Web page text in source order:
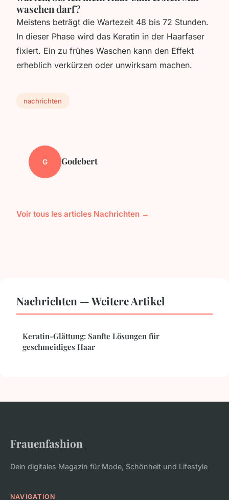
waschen darf?
Meistens beträgt die Wartezeit 48 bis 72 Stunden.
In dieser Phase wird das Keratin in der Haarfaser
fixiert. Ein zu frühes Waschen kann den Effekt
erheblich verkürzen oder unwirksam machen.
nachrichten
G Godebert
Voir tous les articles Nachrichten →
Nachrichten — Weitere Artikel
Keratin-Glättung: Sanfte Lösungen für
geschmeidiges Haar
Frauenfashion
Dein digitales Magazin für Mode, Schönheit und Lifestyle
NAVIGATION